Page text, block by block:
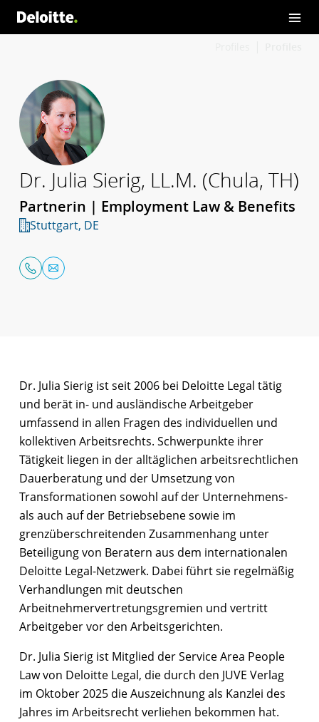
Dr. Julia Sierig, LL.M. (Chula, TH)
Partnerin | Employment Law & Benefits
Stuttgart, DE
Dr. Julia Sierig ist seit 2006 bei Deloitte Legal tätig
und berät in- und ausländische Arbeitgeber
umfassend in allen Fragen des individuellen und
kollektiven Arbeitsrechts. Schwerpunkte ihrer
Tätigkeit liegen in der alltäglichen arbeitsrechtlichen
Dauerberatung und der Umsetzung von
Transformationen sowohl auf der Unternehmens-
als auch auf der Betriebsebene sowie im
grenzüberschreitenden Zusammenhang unter
Beteiligung von Beratern aus dem internationalen
Deloitte Legal-Netzwerk. Dabei führt sie regelmäßig
Verhandlungen mit deutschen
Arbeitnehmervertretungsgremien und vertritt
Arbeitgeber vor den Arbeitsgerichten.
Dr. Julia Sierig ist Mitglied der Service Area People
Law von Deloitte Legal, die durch den JUVE Verlag
im Oktober 2025 die Auszeichnung als Kanzlei des
Jahres im Arbeitsrecht verliehen bekommen hat.